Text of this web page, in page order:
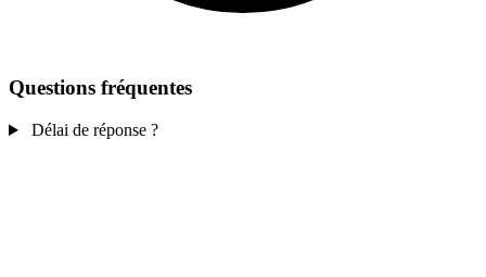
Questions fréquentes
Délai de réponse ?